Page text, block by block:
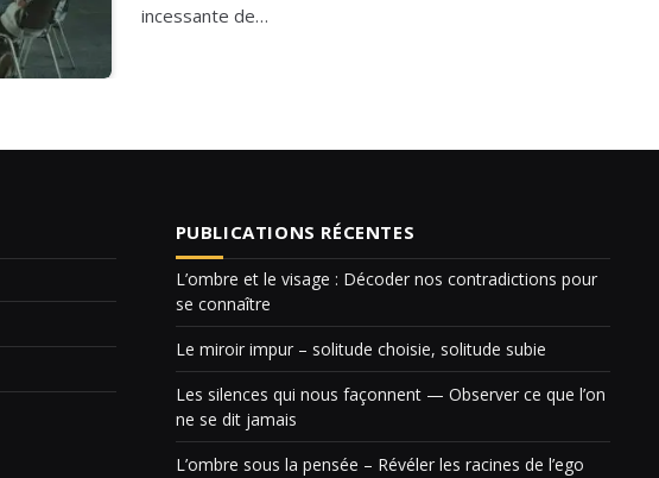
inces­sante de…
PUBLICATIONS RÉCENTES
L’ombre et le visage : Décoder nos contradictions pour
se connaître
Le miroir impur – solitude choisie, solitude subie
Les silences qui nous façonnent — Observer ce que l’on
ne se dit jamais
L’ombre sous la pensée – Révéler les racines de l’ego